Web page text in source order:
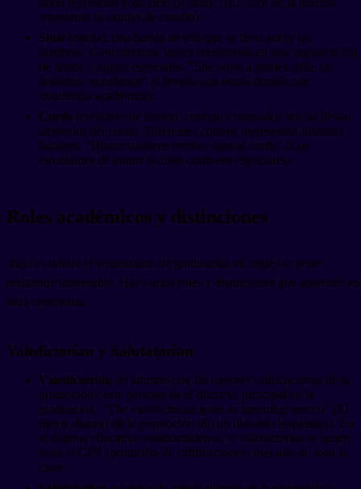
representa tu campo de estudio).
Stole (estola): una banda de tela que se lleva sobre los
hombros. Generalmente indica membresía en una organización
de honor o logros especiales. "She wore a golden stole for
academic excellence" (Llevaba una estola dorada por
excelencia académica).
Cords (cordones de honor): cordones trenzados que se llevan
alrededor del cuello. Diferentes colores representan distintos
honores. "Honor students receive special cords" (Los
estudiantes de honor reciben cordones especiales).
Roles académicos y distinciones
Aquí es donde el vocabulario de graduación en inglés se pone
realmente interesante. Hay varios roles y distinciones que aparecen en
toda ceremonia:
Valedictorian y Salutatorian
Valedictorian (el alumno con las mejores calificaciones de la
promoción): esta persona da el discurso principal en la
graduación. "The valedictorian gave an inspiring speech" (El
mejor alumno de la promoción dio un discurso inspirador). En
el sistema educativo estadounidense, el valedictorian es quien
tiene el GPA (promedio de calificaciones) más alto de toda la
clase.